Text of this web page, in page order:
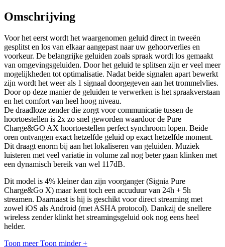
Omschrijving
Voor het eerst wordt het waargenomen geluid direct in tweeën
gesplitst en los van elkaar aangepast naar uw gehoorverlies en
voorkeur. De belangrijke geluiden zoals spraak wordt los gemaakt
van omgevingsgeluiden. Door het geluid te splitsen zijn er veel meer
mogelijkheden tot optimalisatie. Nadat beide signalen apart bewerkt
zijn wordt het weer als 1 signaal doorgegeven aan het trommelvlies.
Door op deze manier de geluiden te verwerken is het spraakverstaan
en het comfort van heel hoog niveau.
De draadloze zender die zorgt voor communicatie tussen de
hoortoestellen is 2x zo snel geworden waardoor de Pure
Charge&GO AX hoortoestellen perfect synchroom lopen. Beide
oren ontvangen exact hetzelfde geluid op exact hetzelfde moment.
Dit draagt enorm bij aan het lokaliseren van geluiden. Muziek
luisteren met veel variatie in volume zal nog beter gaan klinken met
een dynamisch bereik van wel 117dB.
Dit model is 4% kleiner dan zijn voorganger (Signia Pure
Charge&Go X) maar kent toch een accuduur van 24h + 5h
streamen. Daarnaast is hij is geschikt voor direct streaming met
zowel iOS als Android (met ASHA protocol). Dankzij de snellere
wireless zender klinkt het streamingsgeluid ook nog eens heel
helder.
Toon meer Toon minder +